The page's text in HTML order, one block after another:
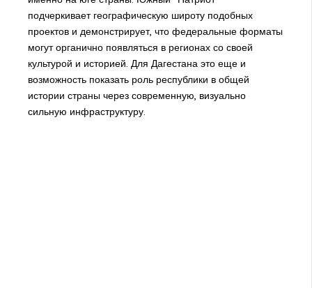
подчеркивает географическую широту подобных
проектов и демонстрирует, что федеральные форматы
могут органично появляться в регионах со своей
культурой и историей. Для Дагестана это еще и
возможность показать роль республики в общей
истории страны через современную, визуально
сильную инфраструктуру.